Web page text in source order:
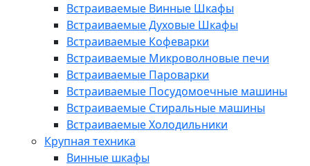
Встраиваемые Винные Шкафы
Встраиваемые Духовые Шкафы
Встраиваемые Кофеварки
Встраиваемые Микроволновые печи
Встраиваемые Пароварки
Встраиваемые Посудомоечные машины
Встраиваемые Стиральные машины
Встраиваемые Холодильники
Крупная техника
Винные шкафы